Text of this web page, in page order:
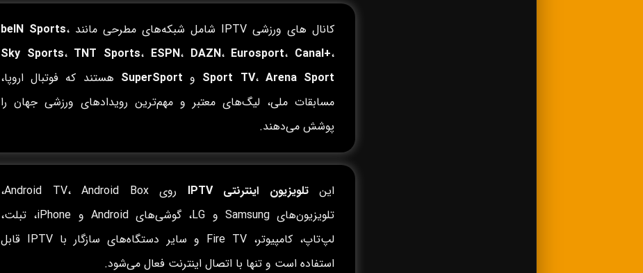
کانال های ورزشی IPTV شامل شبکه‌های مطرحی مانند beIN Sports،
Sky Sports، TNT Sports، ESPN، DAZN، Eurosport، Canal+،
Sport TV، Arena Sport و SuperSport هستند که فوتبال اروپا،
مسابقات ملی، لیگ‌های معتبر و مهم‌ترین رویدادهای ورزشی جهان را
پوشش می‌دهند.
اینتلویزیون اینترنتی IPTV
روی Android TV، Android Box،
تلویزیون‌های Samsung و LG، گوشی‌های Android و iPhone، تبلت،
لپ‌تاپ، کامپیوتر، Fire TV و سایر دستگاه‌های سازگار با IPTV قابل
استفاده است و تنها با اتصال اینترنت فعال می‌شود.